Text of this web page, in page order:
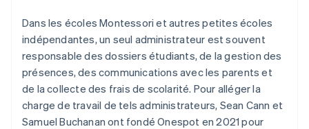
Dans les écoles Montessori et autres petites écoles
indépendantes, un seul administrateur est souvent
responsable des dossiers étudiants, de la gestion des
présences, des communications avec les parents et
de la collecte des frais de scolarité. Pour alléger la
charge de travail de tels administrateurs, Sean Cann et
Samuel Buchanan ont fondé Onespot en 2021 pour